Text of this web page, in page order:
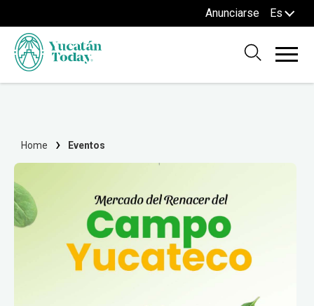
Anunciarse Es
Home Eventos